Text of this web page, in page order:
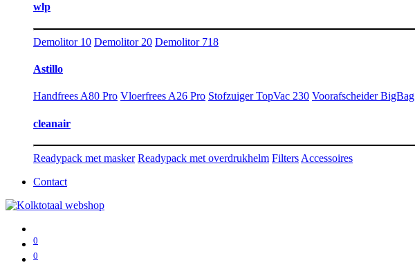
wlp
Demolitor 10 Demolitor 20 Demolitor 718
Astillo
Handfrees A80 Pro Vloerfrees A26 Pro Stofzuiger TopVac 230 Voorafscheider BigBag
cleanair
Readypack met masker Readypack met overdrukhelm Filters Accessoires
Contact
0
0